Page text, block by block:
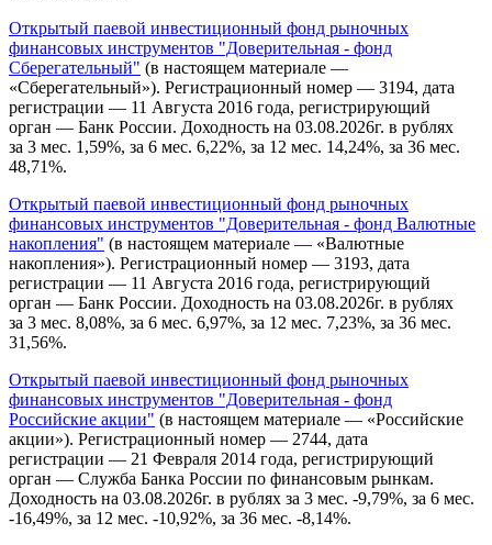
Открытый паевой инвестиционный фонд рыночных
финансовых инструментов "Доверительная - фонд
Сберегательный" (в настоящем материале —
«Сберегательный»). Регистрационный номер — 3194, дата
регистрации — 11 Августа 2016 года, регистрирующий
орган — Банк России. Доходность на 03.08.2026г. в рублях
за 3 мес. 1,59%, за 6 мес. 6,22%, за 12 мес. 14,24%, за 36 мес.
48,71%.
Открытый паевой инвестиционный фонд рыночных
финансовых инструментов "Доверительная - фонд Валютные
накопления" (в настоящем материале — «Валютные
накопления»). Регистрационный номер — 3193, дата
регистрации — 11 Августа 2016 года, регистрирующий
орган — Банк России. Доходность на 03.08.2026г. в рублях
за 3 мес. 8,08%, за 6 мес. 6,97%, за 12 мес. 7,23%, за 36 мес.
31,56%.
Открытый паевой инвестиционный фонд рыночных
финансовых инструментов "Доверительная - фонд
Российские акции" (в настоящем материале — «Российские
акции»). Регистрационный номер — 2744, дата
регистрации — 21 Февраля 2014 года, регистрирующий
орган — Служба Банка России по финансовым рынкам.
Доходность на 03.08.2026г. в рублях за 3 мес. -9,79%, за 6 мес.
-16,49%, за 12 мес. -10,92%, за 36 мес. -8,14%.